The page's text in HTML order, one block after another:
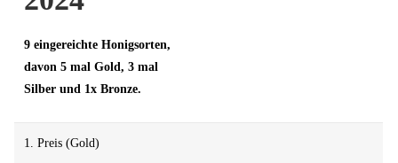
9 eingereichte Honigsorten,
davon 5 mal Gold, 3 mal
Silber und 1x Bronze.
1. Preis (Gold)